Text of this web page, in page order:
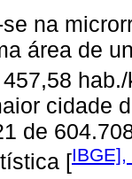
na
área de
cidade
de
[